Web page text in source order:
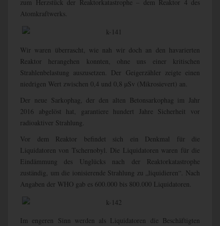
zum Herzstück der Reaktorkatastrophe – dem Reaktor 4 des
Atomkraftwerks.
Wir waren überrascht, wie nah wir doch an den havarierten
Reaktor herangehen konnten, ohne uns einer kritischen
Strahlenbelastung auszusetzen. Der Geigerzähler zeigte einen
niedrigen Wert zwischen 0,4 und 0,8 µSv (Mikrosievert) an.
Der neue Sarkophag, der den alten Betonsarkophag im Jahr
2016 abgelöst hat, garantiere hundert Jahre Sicherheit vor
radioaktiver Strahlung.
Vor dem Reaktor befindet sich ein Denkmal für die
Liquidatoren von Tschernobyl. Die Liquidatoren waren für die
Eindämmung des Unglücks nach der Reaktorkatastrophe
zuständig, um die ionisierende Strahlung zu „liquidieren“. Nach
Angaben der WHO gab es 600.000 bis 800.000 Liquidatoren.
Im engeren Sinn werden als Liquidatoren die Beschäftigten